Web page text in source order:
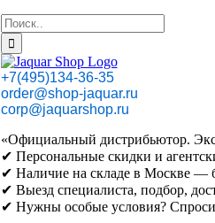
Результат
поиска:
+7(495)134-36-35
order@shop-jaquar.ru
corp@jaquarshop.ru
«Официальный дистрибьютор.
✔ Персональные скидки и
✔ Наличие на складе в Москве —
✔ Выезд специалиста, подбор,
✔ Нужны особые условия?